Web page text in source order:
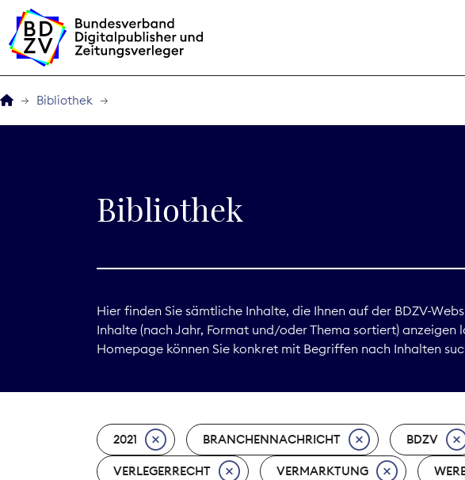
BDZVplus GmbH
Service
Bibliothek
Bibliothek
Hier finden Sie sämtliche Inhalte, die Ihnen auf der BDZV-
Inhalte (nach Jahr, Format und/oder Thema sortiert)
Homepage können Sie konkret mit Begriffen nach Inhalten
2021 BRANCHENNACHRICHT BDZV
VERLEGERRECHT VERMARKTUNG